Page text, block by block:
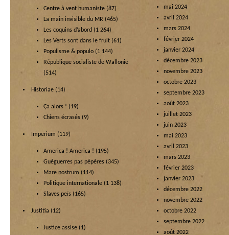
Centre à vent humaniste (87)
La main invisible du MR (465)
Les coquins d’abord (1 264)
Les Verts sont dans le fruit (61)
Populisme & populo (1 144)
République socialiste de Wallonie
(514)
Historiae (14)
Ça alors ! (19)
Chiens écrasés (9)
Imperium (119)
America ! America ! (195)
Guéguerres pas pépères (345)
Mare nostrum (114)
Politique internationale (1 138)
Slaves peïs (165)
Justitia (12)
Justice assise (1)
mai 2024
avril 2024
mars 2024
février 2024
janvier 2024
décembre 2023
novembre 2023
octobre 2023
septembre 2023
août 2023
juillet 2023
juin 2023
mai 2023
avril 2023
mars 2023
février 2023
janvier 2023
décembre 2022
novembre 2022
octobre 2022
septembre 2022
août 2022